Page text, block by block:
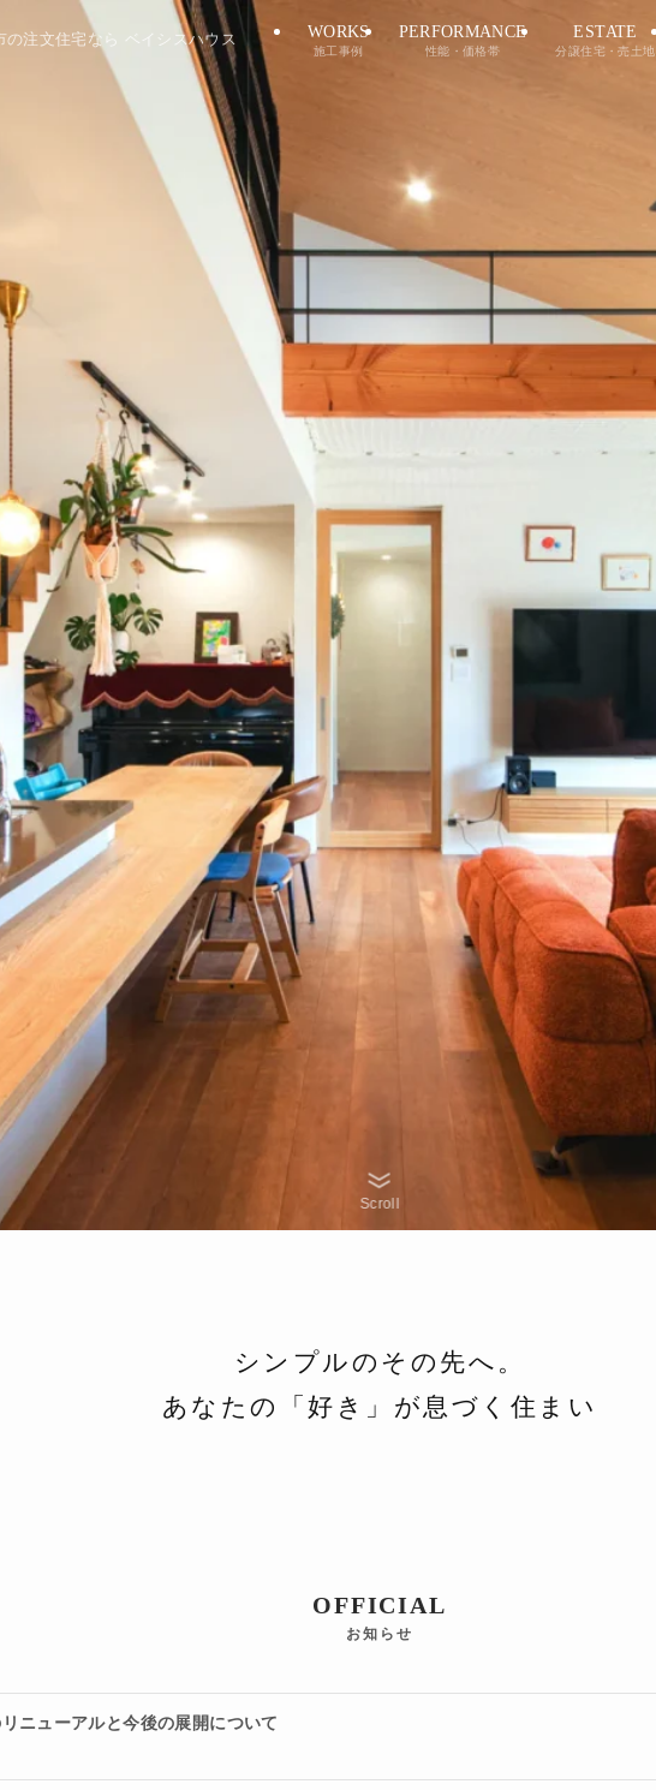
の注文住宅なら ベイシスハウス WORKS
施工事例
PERFORMANCE
性能・価格帯
ESTATE
分譲住宅・売土地
Scroll
シンプルのその先へ。
あなたの「好き」が息づく住まい
OFFICIAL
お知らせ
ニューアルと今後の展開について